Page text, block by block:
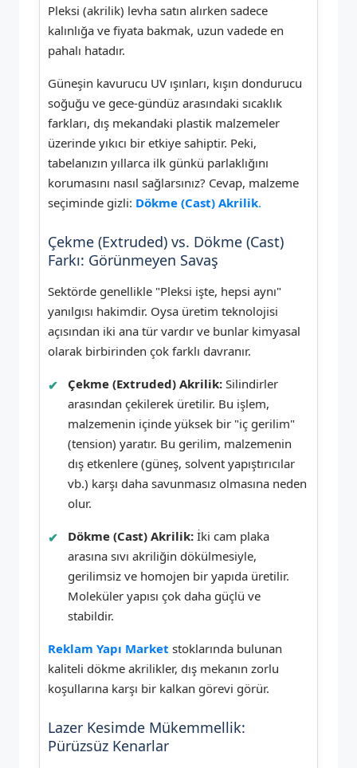
Pleksi (akrilik) levha satın alırken sadece
kalınlığa ve fiyata bakmak, uzun vadede en
pahalı hatadır.
Güneşin kavurucu UV ışınları, kışın dondurucu
soğuğu ve gece-gündüz arasındaki sıcaklık
farkları, dış mekandaki plastik malzemeler
üzerinde yıkıcı bir etkiye sahiptir. Peki,
tabelanızın yıllarca ilk günkü parlaklığını
korumasını nasıl sağlarsınız? Cevap, malzeme
seçiminde gizli: Dökme (Cast) Akrilik.
Çekme (Extruded) vs. Dökme (Cast)
Farkı: Görünmeyen Savaş
Sektörde genellikle "Pleksi işte, hepsi aynı"
yanılgısı hakimdir. Oysa üretim teknolojisi
açısından iki ana tür vardır ve bunlar kimyasal
olarak birbirinden çok farklı davranır.
Çekme (Extruded) Akrilik:Silindirler
arasından çekilerek üretilir. Bu işlem,
malzemenin içinde yüksek bir "iç gerilim"
(tension) yaratır. Bu gerilim, malzemenin
dış etkenlere (güneş, solvent yapıştırıcılar
vb.) karşı daha savunmasız olmasına neden
olur.
Dökme (Cast) Akrilik:İki cam plaka
arasına sıvı akriliğin dökülmesiyle,
gerilimsiz ve homojen bir yapıda üretilir.
Moleküler yapısı çok daha güçlü ve
stabildir.
Reklam Yapı Market stoklarında bulunan
kaliteli dökme akrilikler, dış mekanın zorlu
koşullarına karşı bir kalkan görevi görür.
Lazer Kesimde Mükemmellik:
Pürüzsüz Kenarlar